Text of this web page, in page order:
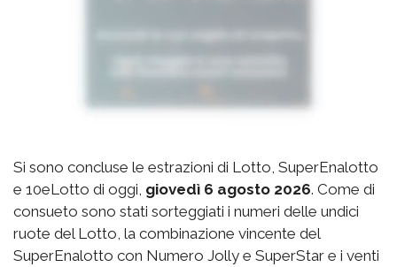
Si sono concluse le estrazioni di Lotto, SuperEnalotto
e 10eLotto di oggi, giovedì 6 agosto 2026. Come di
consueto sono stati sorteggiati i numeri delle undici
ruote del Lotto, la combinazione vincente del
SuperEnalotto con Numero Jolly e SuperStar e i venti